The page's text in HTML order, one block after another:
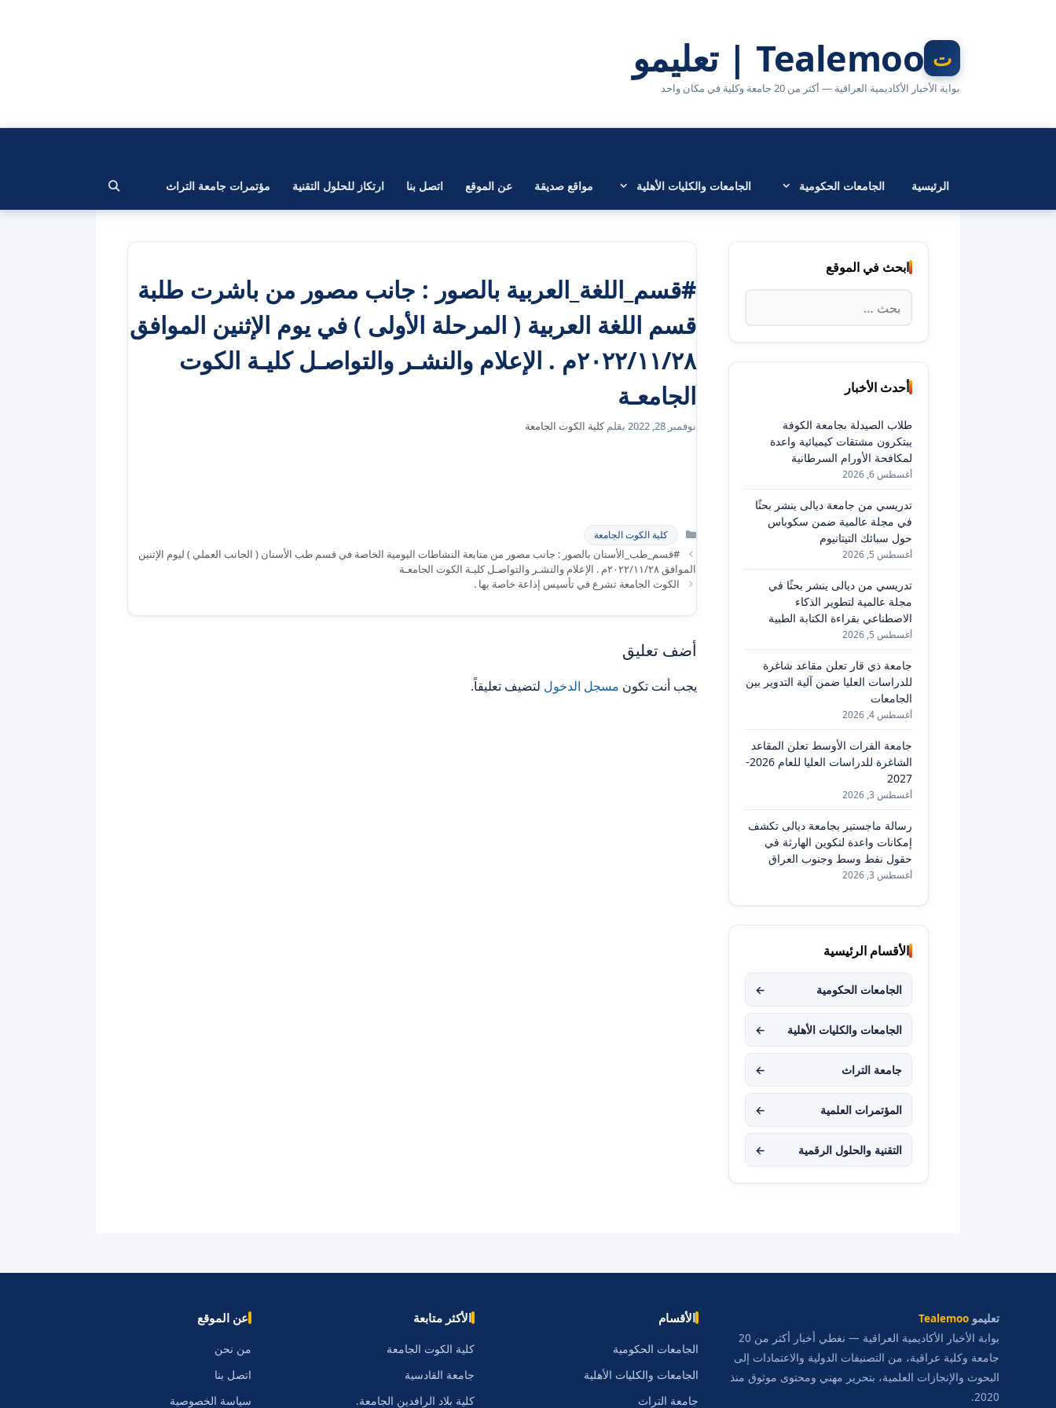
Tealemoo | تعليمو
بوابة الأخبار الأكاديمية العراقية — أكثر من 20 جامعة وكلية في مكان واحد
الرئيسية الجامعات الحكومية الجامعات والكليات الأهلية مواقع صديقة عن الموقع اتصل بنا ارتكاز للحلول التقنية مؤتمرات جامعة التراث
#قسم_اللغة_العربية بالصور : جانب مصور من باشرت طلبة
قسم اللغة العربية ( المرحلة الأولى ) في يوم الإثنين الموافق
٢٠٢٢/١١/٢٨م . الإعلام والنشـر والتواصـل كليـة الكوت
الجامعـة
نوفمبر 28, 2022 بقلمكلية الكوت الجامعة
التصنيفات
كلية الكوت الجامعة
#قسم_طب_الأسنان بالصور : جانب مصور من متابعة النشاطات اليومية الخاصة في قسم طب الأسنان ( الجانب العملي ) ليوم الإثنين
الموافق ٢٠٢٢/١١/٢٨م . الإعلام والنشـر والتواصـل كليـة الكوت الجامعـة
الكوت الجامعة تشرع في تأسيس إذاعة خاصة بها .
أضف تعليق
يجب أنت تكون مسجل الدخول لتضيف تعليقاً.
ابحث في الموقع
البحث
عن:
أحدث الأخبار
طلاب الصيدلة بجامعة الكوفة
يبتكرون مشتقات كيميائية واعدة
لمكافحة الأورام السرطانية
أغسطس 6, 2026
تدريسي من جامعة ديالى ينشر بحثًا
في مجلة عالمية ضمن سكوباس
حول سبائك التيتانيوم
أغسطس 5, 2026
تدريسي من ديالى ينشر بحثًا في
مجلة عالمية لتطوير الذكاء
الاصطناعي بقراءة الكتابة الطبية
أغسطس 5, 2026
جامعة ذي قار تعلن مقاعد شاغرة
للدراسات العليا ضمن آلية التدوير بين
الجامعات
أغسطس 4, 2026
جامعة الفرات الأوسط تعلن المقاعد
الشاغرة للدراسات العليا للعام 2026-
2027
أغسطس 3, 2026
رسالة ماجستير بجامعة ديالى تكشف
إمكانات واعدة لتكوين الهارثة في
حقول نفط وسط وجنوب العراق
أغسطس 3, 2026
الأقسام الرئيسية
الجامعات الحكومية ←
الجامعات والكليات الأهلية ←
جامعة التراث ←
المؤتمرات العلمية ←
التقنية والحلول الرقمية ←
تعليمو Tealemoo
بوابة الأخبار الأكاديمية العراقية — نغطي أخبار أكثر من 20
جامعة وكلية عراقية، من التصنيفات الدولية والاعتمادات إلى
البحوث والإنجازات العلمية، بتحرير مهني ومحتوى موثوق منذ
2020.
الأقسام
الجامعات الحكومية
الجامعات والكليات الأهلية
جامعة التراث
الأكثر متابعة
كلية الكوت الجامعة
جامعة القادسية
كلية بلاد الرافدين الجامعة.
عن الموقع
من نحن
اتصل بنا
سياسة الخصوصية